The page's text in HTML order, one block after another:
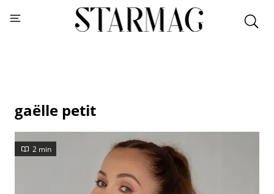
gaëlle petit
2 min